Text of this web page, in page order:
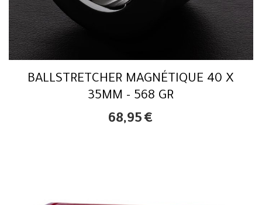
BALLSTRETCHER MAGNÉTIQUE 40 X
35MM - 568 GR
68,95 €